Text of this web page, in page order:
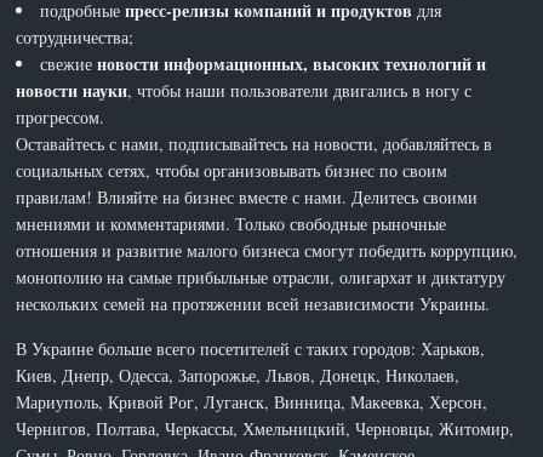
подробныепресс-релизы компаний и продуктов для
сотрудничества;
свежиеновости информационных, высоких технологий и
новости науки, чтобы наши пользователи двигались в ногу с
прогрессом.
Оставайтесь с нами, подписывайтесь на новости, добавляйтесь в
социальных сетях, чтобы организовывать бизнес по своим
правилам! Влияйте на бизнес вместе с нами. Делитесь своими
мнениями и комментариями. Только свободные рыночные
отношения и развитие малого бизнеса смогут победить коррупцию,
монополию на самые прибыльные отрасли, олигархат и диктатуру
нескольких семей на протяжении всей независимости Украины.
В Украине больше всего посетителей с таких городов: Харьков,
Киев, Днепр, Одесса, Запорожье, Львов, Донецк, Николаев,
Мариуполь, Кривой Рог, Луганск, Винница, Макеевка, Херсон,
Чернигов, Полтава, Черкассы, Хмельницкий, Черновцы, Житомир,